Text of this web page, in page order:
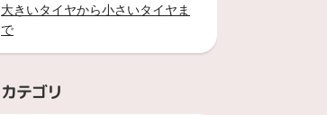
大きいタイヤから小さいタイヤま
で
カテゴリ